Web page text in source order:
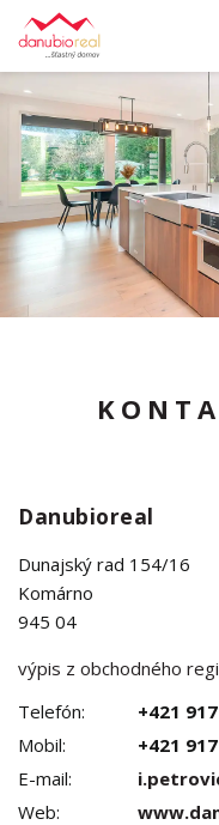
Danubioreal
Dunajský rad 154/16
Komárno
945 04
výpis z obchodného
Telefón:
+421
Mobil:
+421
E-mail:
Web: